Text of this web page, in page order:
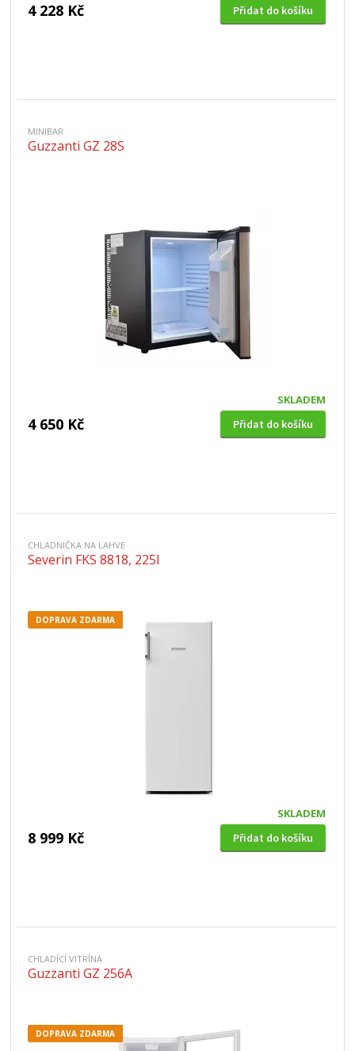
4 228 Kč Přidat do košíku
MINIBAR
Guzzanti GZ 28S
SKLADEM
4 650 Kč Přidat do košíku
CHLADNIČKA NA LAHVE
Severin FKS 8818, 225l
DOPRAVA ZDARMA
SKLADEM
8 999 Kč Přidat do košíku
CHLADÍCÍ VITRÍNA
Guzzanti GZ 256A
DOPRAVA ZDARMA